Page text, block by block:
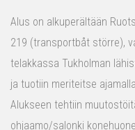
Alus on alkuperältään
219 (transportbåt större),
telakkassa Tukholman
ja tuotiin meriteitse
Alukseen tehtiin
ohjaamo/salonki